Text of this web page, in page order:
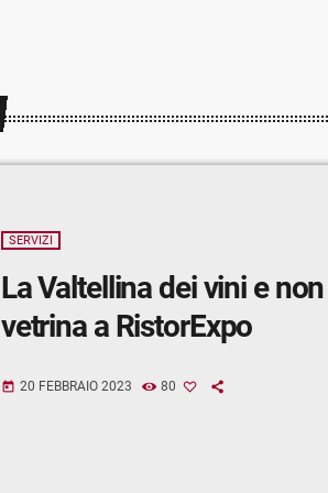
SERVIZI
La Valtellina dei vini e
vetrina a RistorExpo
today 20 FEBBRAIO 2023 80